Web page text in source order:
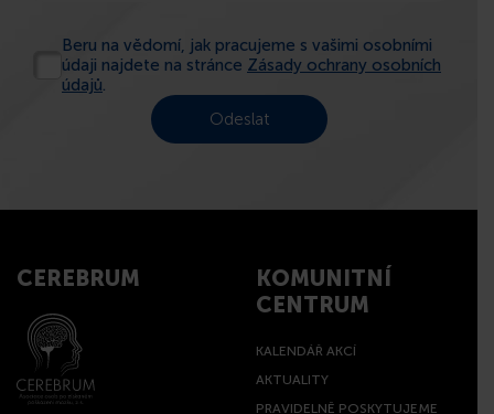
Beru na vědomí, jak pracujeme s vašimi osobními
údaji najdete na stránce Zásady ochrany osobních
údajů.
CEREBRUM
KOMUNITNÍ
CENTRUM
KALENDÁŘ AKCÍ
AKTUALITY
PRAVIDELNĚ POSKYTUJEME